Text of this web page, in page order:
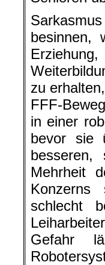
besinnen,
zu
FFF-
in einer
bevor sie
Mehrheit
schlecht
Gefahr